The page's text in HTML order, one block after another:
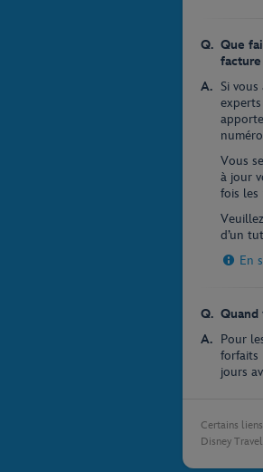
Que
Si
Vous
à jour
fois les
d’un
En
Quand
Pour
forfaits
jours
Certains
Disney